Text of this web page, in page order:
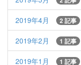
2019年4月 2 記事
2019年2月 1 記事
2019年1月 1 記事